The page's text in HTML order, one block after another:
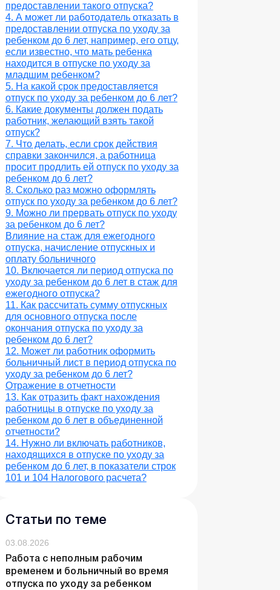
предоставлении такого отпуска?
4. А может ли работодатель отказать в
предоставлении отпуска по уходу за
ребенком до 6 лет, например, его отцу,
если известно, что мать ребенка
находится в отпуске по уходу за
младшим ребенком?
5. На какой срок предоставляется
отпуск по уходу за ребенком до 6 лет?
6. Какие документы должен подать
работник, желающий взять такой
отпуск?
7. Что делать, если срок действия
справки закончился, а работница
просит продлить ей отпуск по уходу за
ребенком до 6 лет?
8. Сколько раз можно оформлять
отпуск по уходу за ребенком до 6 лет?
9. Можно ли прервать отпуск по уходу
за ребенком до 6 лет?
Влияние на стаж для ежегодного
отпуска, начисление отпускных и
оплату больничного
10. Включается ли период отпуска по
уходу за ребенком до 6 лет в стаж для
ежегодного отпуска?
11. Как рассчитать сумму отпускных
для основного отпуска после
окончания отпуска по уходу за
ребенком до 6 лет?
12. Может ли работник оформить
больничный лист в период отпуска по
уходу за ребенком до 6 лет?
Отражение в отчетности
13. Как отразить факт нахождения
работницы в отпуске по уходу за
ребенком до 6 лет в объединенной
отчетности?
14. Нужно ли включать работников,
находящихся в отпуске по уходу за
ребенком до 6 лет, в показатели строк
101 и 104 Налогового расчета?
Статьи по теме
03.08.2026
Работа с неполным рабочим
временем и больничный во время
отпуска по уходу за ребенком